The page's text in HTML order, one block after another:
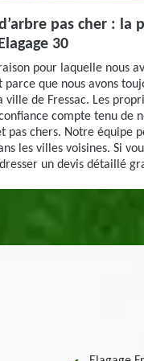
d’arbre pas cher :
30
pour laquelle nous
parce que nous avons
ville de Fressac. Les
compte tenu de
pas chers. Notre équipe
les villes voisines. Si
un devis détaillé